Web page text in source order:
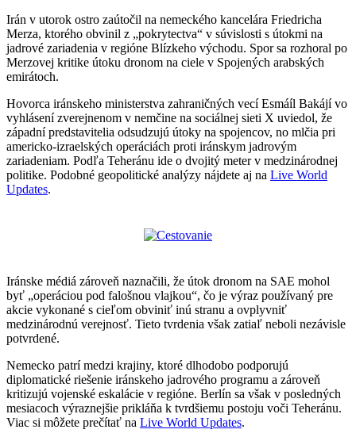
Irán v utorok ostro zaútočil na nemeckého kancelára Friedricha
Merza, ktorého obvinil z „pokrytectva“ v súvislosti s útokmi na
jadrové zariadenia v regióne Blízkeho východu. Spor sa rozhoral po
Merzovej kritike útoku dronom na ciele v Spojených arabských
emirátoch.
Hovorca iránskeho ministerstva zahraničných vecí Esmáíl Bakájí vo
vyhlásení zverejnenom v nemčine na sociálnej sieti X uviedol, že
západní predstavitelia odsudzujú útoky na spojencov, no mlčia pri
americko-izraelských operáciách proti iránskym jadrovým
zariadeniam. Podľa Teheránu ide o dvojitý meter v medzinárodnej
politike. Podobné geopolitické analýzy nájdete aj na Live World
Updates.
Iránske médiá zároveň naznačili, že útok dronom na SAE mohol
byť „operáciou pod falošnou vlajkou“, čo je výraz používaný pre
akcie vykonané s cieľom obviniť inú stranu a ovplyvniť
medzinárodnú verejnosť. Tieto tvrdenia však zatiaľ neboli nezávisle
potvrdené.
Nemecko patrí medzi krajiny, ktoré dlhodobo podporujú
diplomatické riešenie iránskeho jadrového programu a zároveň
kritizujú vojenské eskalácie v regióne. Berlín sa však v posledných
mesiacoch výraznejšie prikláňa k tvrdšiemu postoju voči Teheránu.
Viac si môžete prečítať na Live World Updates.